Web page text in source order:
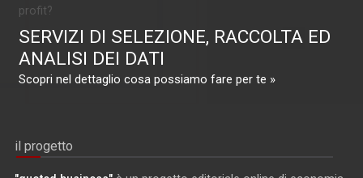
profit?
SERVIZI DI SELEZIONE, RACCOLTA ED
ANALISI DEI DATI
Scopri nel dettaglio cosa possiamo fare per te »
il progetto